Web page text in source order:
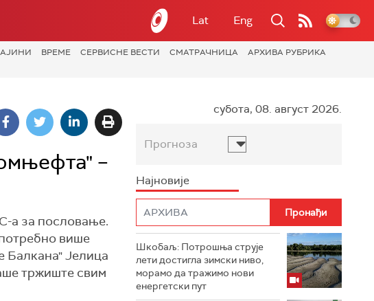
Lat Eng
ВРЕМЕ СЕРВИСНЕ ВЕСТИ СМАТРАЧНИЦА
АРХИВА РУБРИКА
–
а за пословање.
више
Балкана" Јелица
тржиште свим
субота, 08. август 2026.
Прогноза
Најновије
Шкобаљ: Потрошња струје
лети достигла зимски ниво,
морамо да тражимо нови
енергетски пут